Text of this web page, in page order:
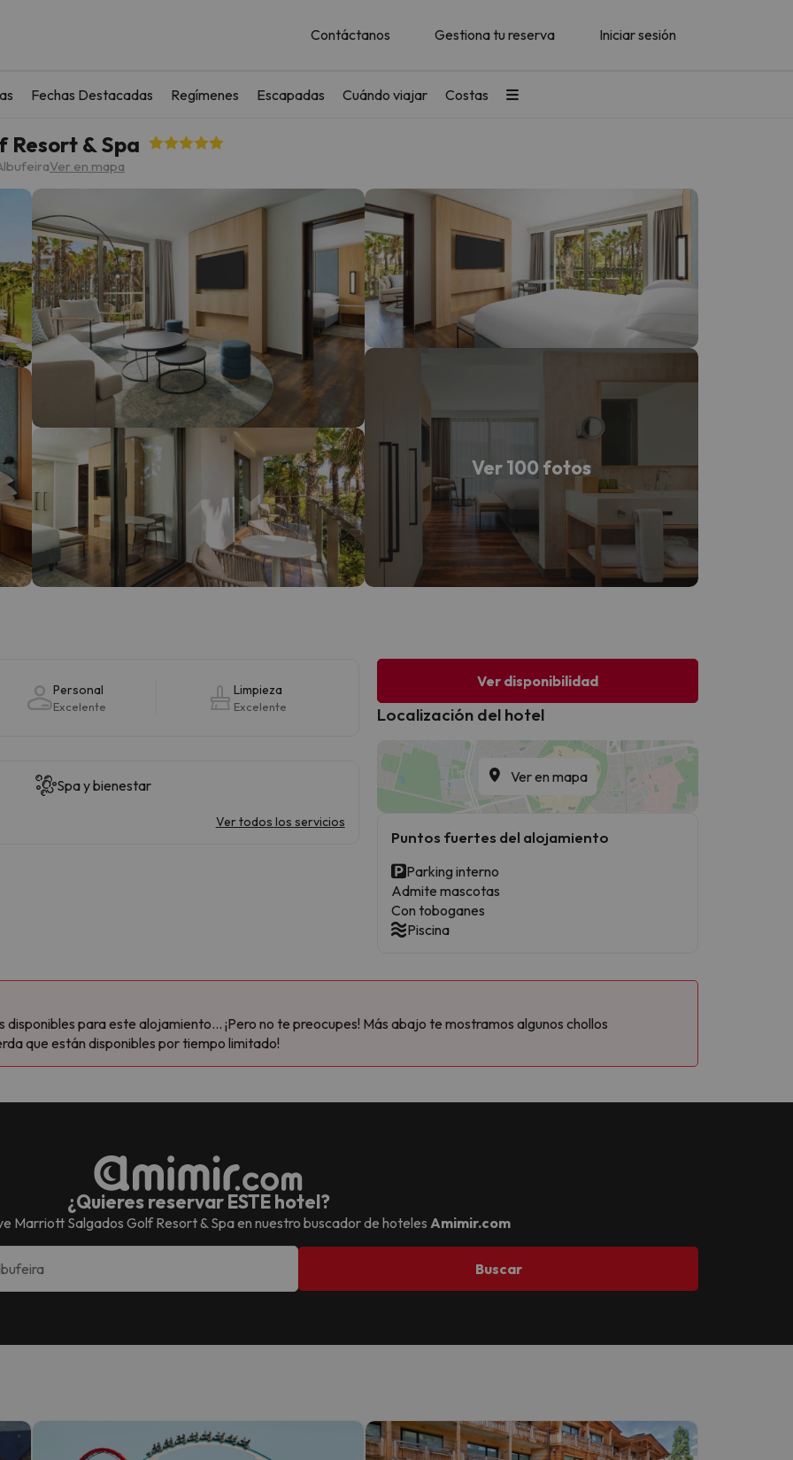
Contáctanos Gestiona tu reserva Iniciar sesión
Fechas Destacadas Regímenes Escapadas Cuándo viajar Costas
& Spa
Ver en mapa
Ver 100 fotos
Personal
Excelente
Limpieza
Excelente
Spa y bienestar
Ver todos los servicios
Ver disponibilidad
Localización del hotel
Ver en mapa
Puntos fuertes del alojamiento
Parking interno
Admite mascotas
Con toboganes
Piscina
para este alojamiento... ¡Pero no te preocupes! Más abajo te mostramos algunos chollos
que están disponibles por tiempo limitado!
¿Quieres reservar ESTE hotel?
Marriott Salgados Golf Resort & Spaen nuestro buscador de hoteles Amimir.com
Buscar